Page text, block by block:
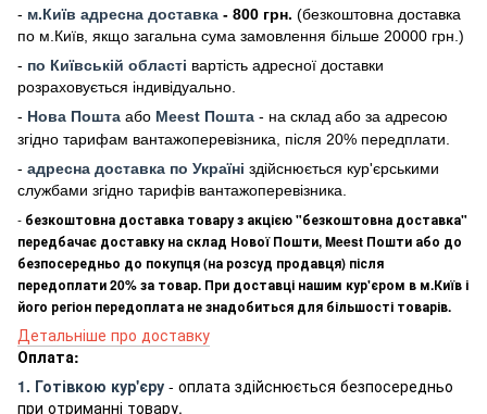
- м.Київ адресна доставка - 800 грн. (безкоштовна доставка
по м.Київ, якщо загальна сума замовлення більше 20000 грн .)
- по Київській області вартість адресної доставки
розраховується індивідуально.
- Нова Пошта або Meest Пошта - на склад або за адресою
згідно тарифам вантажоперевізника, після 20% передплати.
- адресна доставка по Україні здійснюється кур'єрськими
службами згідно тарифів вантажоперевізника.
- безкоштовна доставка товару з акцією "безкоштовна доставка"
передбачає доставку на склад Нової Пошти, Meest Пошти або до
безпосередньо до покупця (на розсуд продавця) після
передоплати 20% за товар. При доставці нашим кур'єром в м.Київ і
його регіон передоплата не знадобиться для більшості товарів.
Детальніше про доставку
Оплата:
1. Готівкою кур'єру - оплата здійснюється безпосередньо
при отриманні товару.